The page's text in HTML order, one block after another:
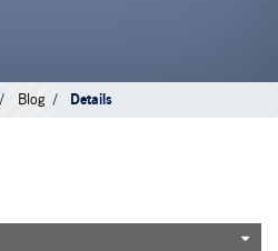
Blog Details